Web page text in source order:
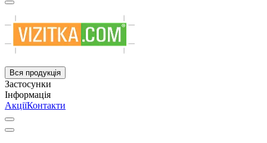
Вся продукція
Застосунки
Інформація
АкціїКонтакти